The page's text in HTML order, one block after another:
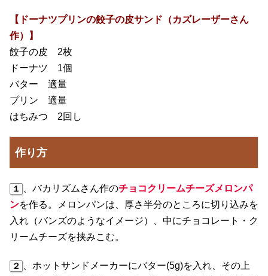
【ドーナツプリンの餃子の皮サンド（カズレーザーさん
作）】
餃子の皮 2枚
ドーナツ 1個
バター 適量
プリン 適量
はちみつ 2回し
作り方
１ 、バカリズムさん作のチョコクリームチーズメロンパ
ンを作る。メロンパンは、厚さ半分のところに切り込みを
入れ（バンズのようなイメージ）、中にチョコレート・ク
リームチーズを挟みこむ。
２ 、ホットサンドメーカーにバター(5g)を入れ、その上